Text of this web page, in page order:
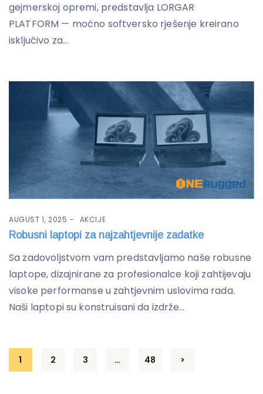
gejmerskoj opremi, predstavlja LORGAR
PLATFORM — moćno softversko rješenje kreirano
isključivo za...
AUGUST 1, 2025 AKCIJE
Robusni laptopi za najzahtjevnije zadatke
Sa zadovoljstvom vam predstavljamo naše robusne
laptope, dizajnirane za profesionalce koji zahtijevaju
visoke performanse u zahtjevnim uslovima rada.
Naši laptopi su konstruisani da izdrže...
Posts
1 2 3 … 48 >